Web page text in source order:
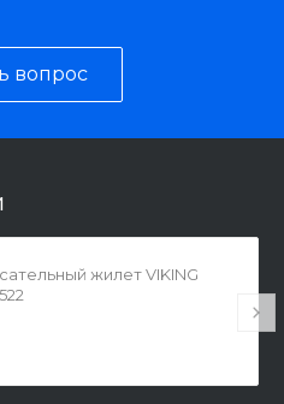
вопрос
жилет VIKING